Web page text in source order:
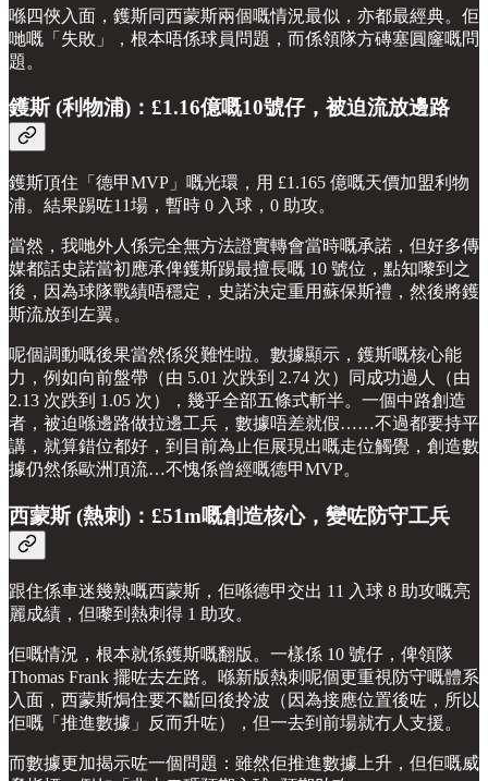
喺四俠入面，鑊斯同西蒙斯兩個嘅情況最似，亦都最經典。佢
哋嘅「失敗」，根本唔係球員問題，而係領隊方磚塞圓窿嘅問
題。
鑊斯 (利物浦)：£1.16億嘅10號仔，被迫流放邊路
鑊斯頂住「德甲MVP」嘅光環，用 £1.165 億嘅天價加盟利物
浦。結果踢咗11場，暫時 0 入球，0 助攻。
當然，我哋外人係完全無方法證實轉會當時嘅承諾，但好多傳
媒都話史諾當初應承俾鑊斯踢最擅長嘅 10 號位，點知嚟到之
後，因為球隊戰績唔穩定，史諾決定重用蘇保斯禮，然後將鑊
斯流放到左翼。
呢個調動嘅後果當然係災難性啦。數據顯示，鑊斯嘅核心能
力，例如向前盤帶（由 5.01 次跌到 2.74 次）同成功過人（由
2.13 次跌到 1.05 次），幾乎全部五條式斬半。一個中路創造
者，被迫喺邊路做拉邊工兵，數據唔差就假……不過都要持平
講，就算錯位都好，到目前為止佢展現出嘅走位觸覺，創造數
據仍然係歐洲頂流…不愧係曾經嘅德甲MVP。
西蒙斯 (熱刺)：£51m嘅創造核心，變咗防守工兵
跟住係車迷幾熟嘅西蒙斯，佢喺德甲交出 11 入球 8 助攻嘅亮
麗成績，但嚟到熱刺得 1 助攻。
佢嘅情況，根本就係鑊斯嘅翻版。一樣係 10 號仔，俾領隊
Thomas Frank 擺咗去左路。喺新版熱刺呢個更重視防守嘅體系
入面，西蒙斯焗住要不斷回後拎波（因為接應位置後咗，所以
佢嘅「推進數據」反而升咗），但一去到前場就冇人支援。
而數據更加揭示咗一個問題：雖然佢推進數據上升，但佢嘅威